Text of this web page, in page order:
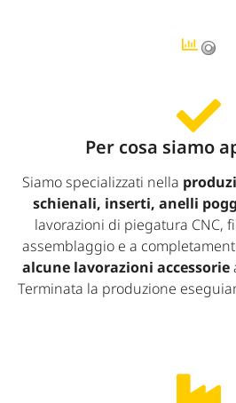
Per cosa siamo
Siamo specializzati nella
schienali, inserti, anelli
lavorazioni di piegatura CNC,
assemblaggio e a
alcune lavorazioni accessorie
Terminata la produzione